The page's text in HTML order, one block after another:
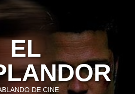
EL
DE CINE